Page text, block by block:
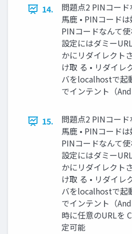
14.
問題点2 PINコー
馬鹿 • PINコード
PINコードなんて
設定にはダミー
かにリダイレクト
け取 る • リダイレ
バをlocalhostで起
でインテント（
15.
問題点2 PINコー
馬鹿 • PINコード
PINコードなんて
設定にはダミー
かにリダイレクト
け取 る • リダイレ
バをlocalhostで起
でインテント（
時に任意のURLを
定可能